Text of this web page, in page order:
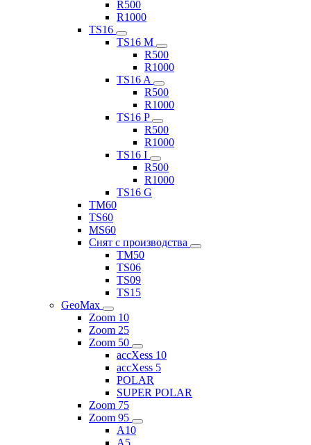
R500
R1000
TS16
TS16 M
R500
R1000
TS16 A
R500
R1000
TS16 P
R500
R1000
TS16 I
R500
R1000
TS16 G
TM60
TS60
MS60
Снят с производства
TM50
TS06
TS09
TS15
GeoMax
Zoom 10
Zoom 25
Zoom 50
accXess 10
accXess 5
POLAR
SUPER POLAR
Zoom 75
Zoom 95
A10
A5